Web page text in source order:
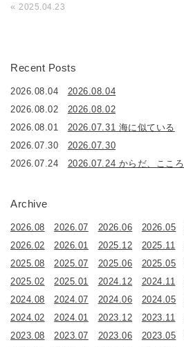
« 2025.04.23
Recent Posts
2026.08.04
2026.08.04
2026.08.02
2026.08.02
2026.08.01
2026.07.31 海に似ている
2026.07.30
2026.07.30
2026.07.24
2026.07.24 からだ、こころ
Archive
2026.08 2026.07 2026.06 2026.05
2026.02
2026.01 2025.12 2025.11
2025.08
2025.07 2025.06 2025.05
2025.02
2025.01 2024.12 2024.11
2024.08
2024.07 2024.06 2024.05
2024.02
2024.01 2023.12 2023.11
2023.08
2023.07 2023.06 2023.05